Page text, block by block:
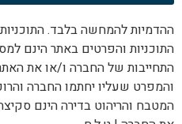
ההדמיות להמחשה בלבד.
התוכניות והפרטים באתר הינם
התחייבות של החברה ו/או את
והמפרט שעליו יחתמו החברה
המטבח והריהוט בדירה הינם